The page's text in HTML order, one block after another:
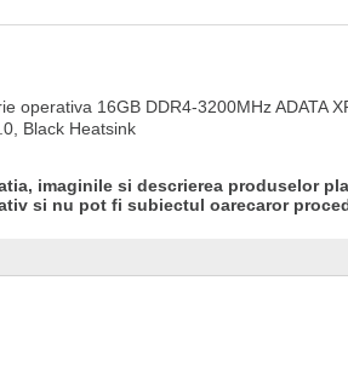
operativa 16GB DDR4-3200MHz ADATA
Black Heatsink
imaginile si descrierea produselor
si nu pot fi subiectul oarecaror